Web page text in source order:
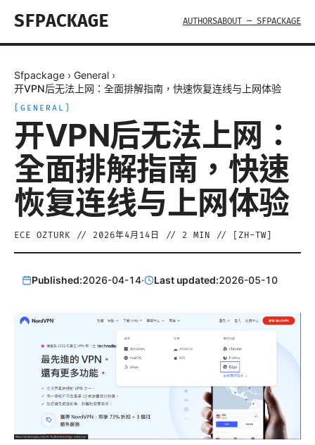
SFPACKAGE AUTHORSABOUT — SFPACKAGE
Sfpackage › General ›
开VPN后无法上网：全面排解指南，快速恢复连线与上网体验
GENERAL
开VPN后无法上网：
全面排解指南，快速
恢复连线与上网体验
ECE OZTURK // 2026年4月14日 // 2 MIN // [ ZH-TW
Published:2026-04-14· Last updated:2026-05-10